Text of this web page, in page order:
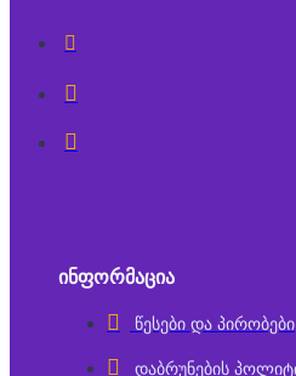
ᲘᲜᲤᲝᲠᲛᲐᲪᲘᲐ
წესები და პირობები
დაბრუნების